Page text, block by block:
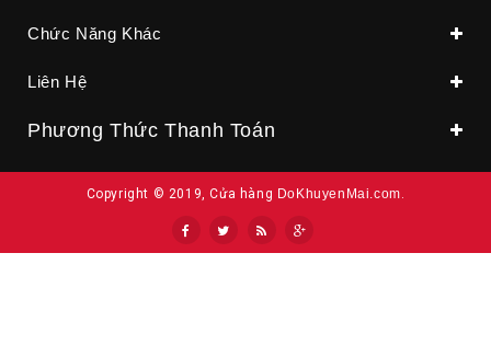
Chức Năng Khác
Liên Hệ
Phương Thức Thanh Toán
Copyright © 2019, Cửa hàng DoKhuyenMai.com